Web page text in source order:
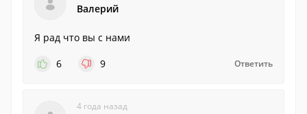
Валерий
Я рад что вы с нами
6
9 Ответить
4 года назад